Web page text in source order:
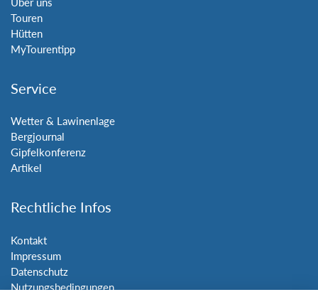
Touren
Hütten
MyTourentipp
Service
Wetter & Lawinenlage
Bergjournal
Gipfelkonferenz
Artikel
Rechtliche Infos
Kontakt
Impressum
Datenschutz
Nutzungsbedingungen